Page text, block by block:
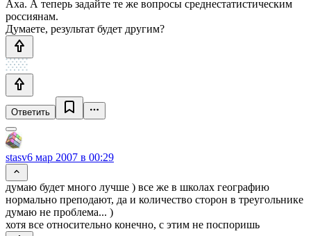
Аха. А теперь задайте те же вопросы среднестатистическим
россиянам.
Думаете, результат будет другим?
Ответить
stasv6 мар 2007 в 00:29
думаю будет много лучше ) все же в школах географию
нормально преподают, да и количество сторон в треугольнике
думаю не проблема... )
хотя все относительно конечно, с этим не поспоришь